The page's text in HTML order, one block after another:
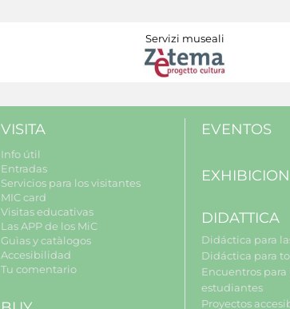
Servizi museali
VISITA
Info útil
Entradas
Servicios para los visitantes
MIC card
Visitas educativas
Las APP de los MiC
Guìas y catàlogos
Accesibilidad
Tu comentario
EVENTOS
DIDATTICA
Didáctica para
Didáctica para
Encuentros para
estudiantes
Proyectos